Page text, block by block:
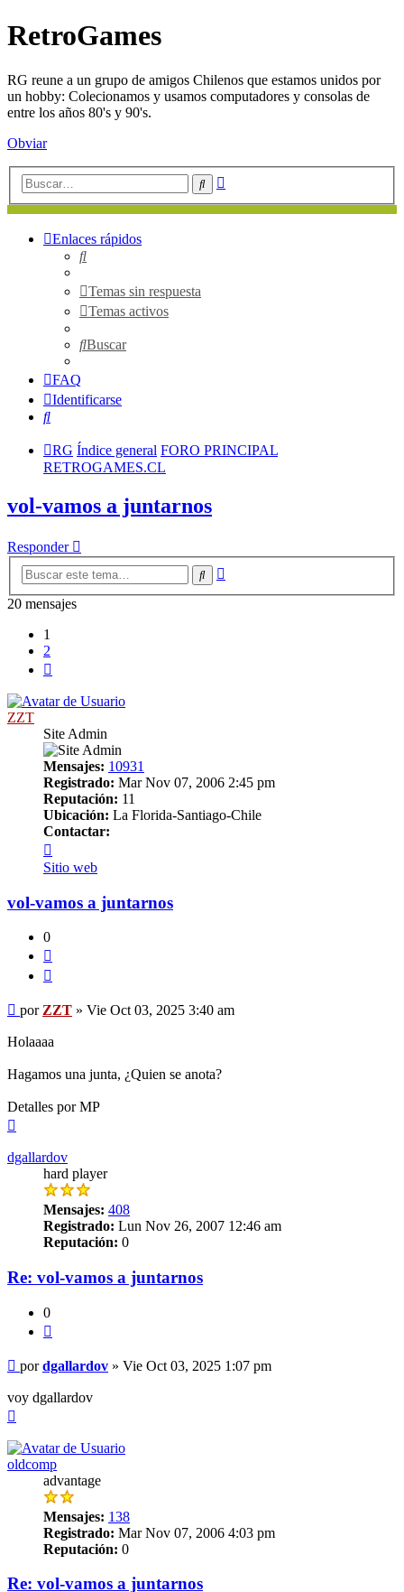
RetroGames
RG reune a un grupo de amigos Chilenos que estamos unidos por
un hobby: Colecionamos y usamos computadores y consolas de
entre los años 80's y 90's.
Obviar
Buscar
Enlaces rápidos
Buscar
Temas sin respuesta
Temas activos
Buscar
FAQ
Identificarse
Buscar
RG Índice general FORO PRINCIPAL
RETROGAMES.CL
vol-vamos a juntarnos
Responder
Buscar
20 mensajes
1
2
ZZT
Site Admin
Mensajes: 10931
Registrado: Mar Nov 07, 2006 2:45 pm
Reputación: 11
Ubicación: La Florida-Santiago-Chile
Contactar:
ZZT
Sitio web
vol-vamos a juntarnos
0
Mensaje
por ZZT » Vie Oct 03, 2025 3:40 am
Holaaaa
Hagamos una junta, ¿Quien se anota?
Detalles por MP
dgallardov
hard player
Mensajes: 408
Registrado: Lun Nov 26, 2007 12:46 am
Reputación: 0
Re: vol-vamos a juntarnos
0
Mensaje
pordgallardov » Vie Oct 03, 2025 1:07 pm
voy dgallardov
oldcomp
advantage
Mensajes: 138
Registrado: Mar Nov 07, 2006 4:03 pm
Reputación: 0
Re: vol-vamos a juntarnos